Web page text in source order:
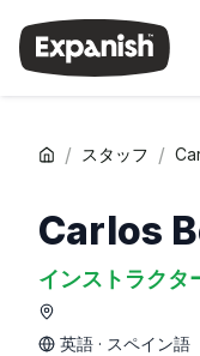
/ スタッフ /
Carlos
インストラクタ
英語 · スペイン語